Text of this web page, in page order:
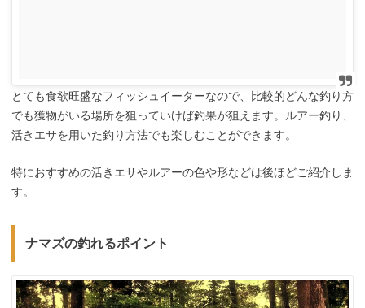
とても食欲旺盛なフィッシュイーターなので、比較的どんな釣り方
でも獲物がいる場所を狙っていけば釣果が狙えます。ルアー釣り、
活きエサを用いた釣り方法でも楽しむことができます。
特におすすめの活きエサやルアーの色や形などは後ほどご紹介しま
す。
ナマズの釣れるポイント